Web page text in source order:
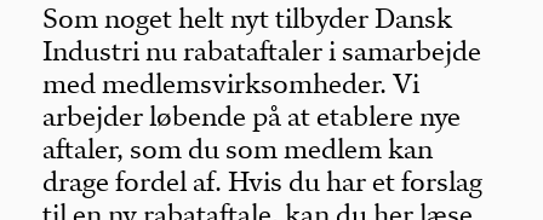
Som noget helt nyt tilbyder Dansk
Industri nu rabataftaler i samarbejde
med medlemsvirksomheder. Vi
arbejder løbende på at etablere nye
aftaler, som du som medlem kan
drage fordel af. Hvis du har et forslag